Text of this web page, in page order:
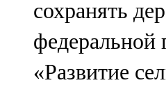
сохранять
федеральной
«Развитие